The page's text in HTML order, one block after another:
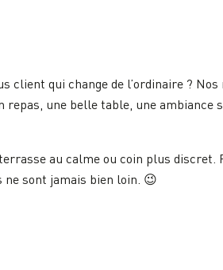
client qui change de l’ordinaire ?
une belle table, une
au calme ou coin plus discret.
sont jamais bien loin. 😉